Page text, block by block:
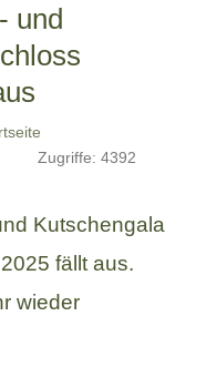
und
Zugriffe: 4392
Kutschengala
fällt aus.
wieder